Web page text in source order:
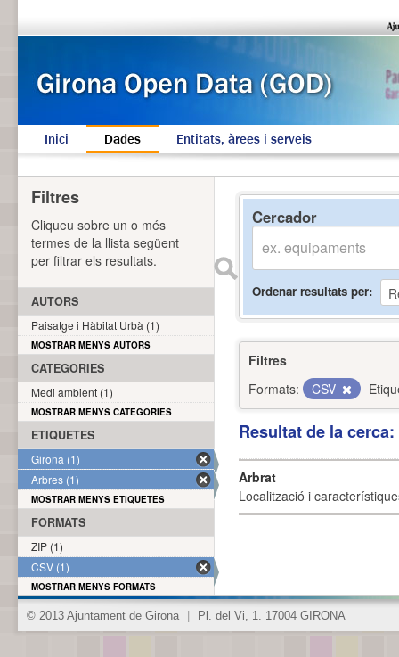
Inici Dades Entitats, àrees i serveis
Cercador
Ordenar resultats per
Filtres
Formats:
CSV
Resultat de la
Arbrat
Localització i
Filtres
Cliqueu sobre un o més
termes de la llista següent
per filtrar els resultats.
AUTORS
Paisatge i Hàbitat Urbà (1)
MOSTRAR MENYS AUTORS
CATEGORIES
Medi ambient (1)
MOSTRAR MENYS CATEGORIES
ETIQUETES
Girona (1)
Arbres (1)
MOSTRAR MENYS ETIQUETES
FORMATS
ZIP (1)
CSV (1)
MOSTRAR MENYS FORMATS
© 2013 Ajuntament de Girona Pl. del Vi, 1. 17004 GIRONA